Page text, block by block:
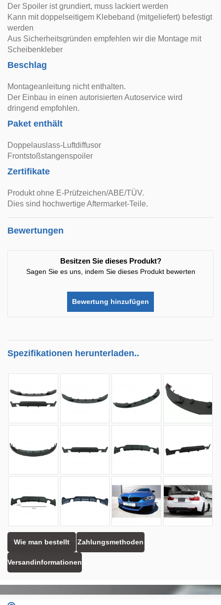
Der Spoiler ist grundiert, muss lackiert werden
Kann mit doppelseitigem Klebeband (mitgeliefert) befestigt
werden
Aus Sicherheitsgründen empfehlen wir die Montage mit
Scheibenkleber
Beschlag
Montageanleitung nicht enthalten.
Der Einbau in einen autorisierten Autoservice wird
dringend empfohlen.
Paket enthält
Doppelauslass-Luftdiffusor
Frontstoßstangenspoiler
Zertifikate
Produkt ohne E-Prüfzeichen/ABE/TÜV.
Dies sind hochwertige Aftermarket-Teile.
Bewertungen
Besitzen Sie dieses Produkt?
Sagen Sie es uns, indem Sie dieses Produkt bewerten
Bewertung hinzufügen
Spezifikationen herunterladen..
Wie man bestellt Zahlungsmethoden
Versandinformationen